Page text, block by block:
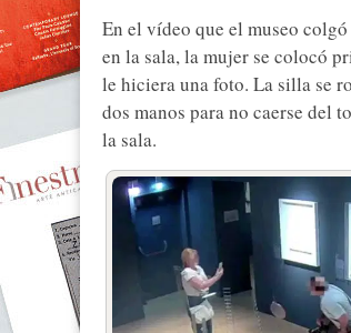
En el vídeo que el museo
en la sala, la mujer se colocó
le hiciera una foto. La silla se
dos manos para no caerse del
la sala.